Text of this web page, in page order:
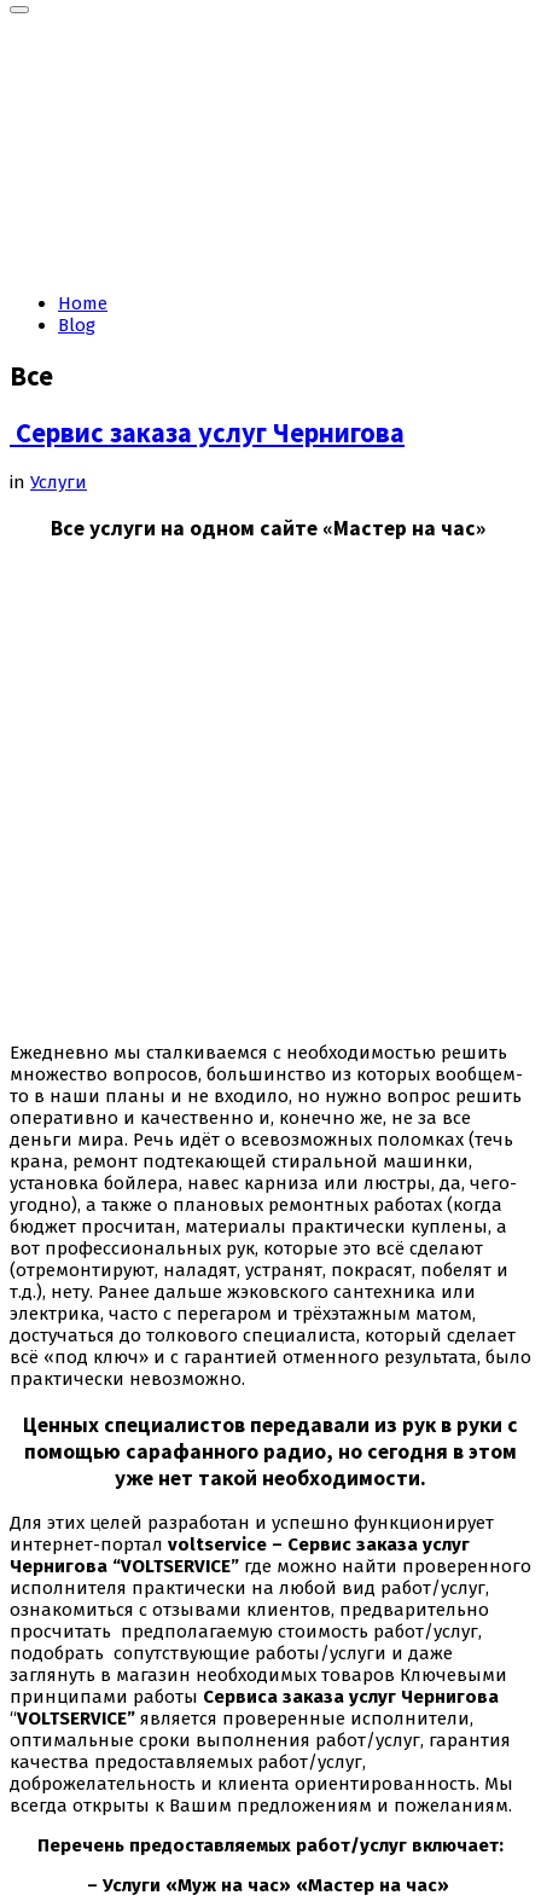
Home
Blog
Все
Сервис заказа услуг Чернигова
in Услуги
Все услуги на одном сайте «Мастер на час»
Ежедневно мы сталкиваемся с необходимостью решить
множество вопросов, большинство из которых вообщем-
то в наши планы и не входило, но нужно вопрос решить
оперативно и качественно и, конечно же, не за все
деньги мира. Речь идёт о всевозможных поломках (течь
крана, ремонт подтекающей стиральной машинки,
установка бойлера, навес карниза или люстры, да, чего-
угодно), а также о плановых ремонтных работах (когда
бюджет просчитан, материалы практически куплены, а
вот профессиональных рук, которые это всё сделают
(отремонтируют, наладят, устранят, покрасят, побелят и
т.д.), нету. Ранее дальше жэковского сантехника или
электрика, часто с перегаром и трёхэтажным матом,
достучаться до толкового специалиста, который сделает
всё «под ключ» и с гарантией отменного результата, было
практически невозможно.
Ценных специалистов передавали из рук в руки с
помощью сарафанного радио, но сегодня в этом
уже нет такой необходимости.
Для этих целей разработан и успешно функционирует
интернет-портал voltservice – Сервис заказа услуг
Чернигова “VOLTSERVICE” где можно найти проверенного
исполнителя практически на любой вид работ/услуг,
ознакомиться с отзывами клиентов, предварительно
просчитать предполагаемую стоимость работ/услуг,
подобрать сопутствующие работы/услуги и даже
заглянуть в магазин необходимых товаров Ключевыми
принципами работы Сервиса заказа услуг Чернигова
“VOLTSERVICE” является проверенные исполнители,
оптимальные сроки выполнения работ/услуг, гарантия
качества предоставляемых работ/услуг,
доброжелательность и клиента ориентированность. Мы
всегда открыты к Вашим предложениям и пожеланиям.
Перечень предоставляемых работ/услуг включает:
– Услуги «Муж на час» «Мастер на час»